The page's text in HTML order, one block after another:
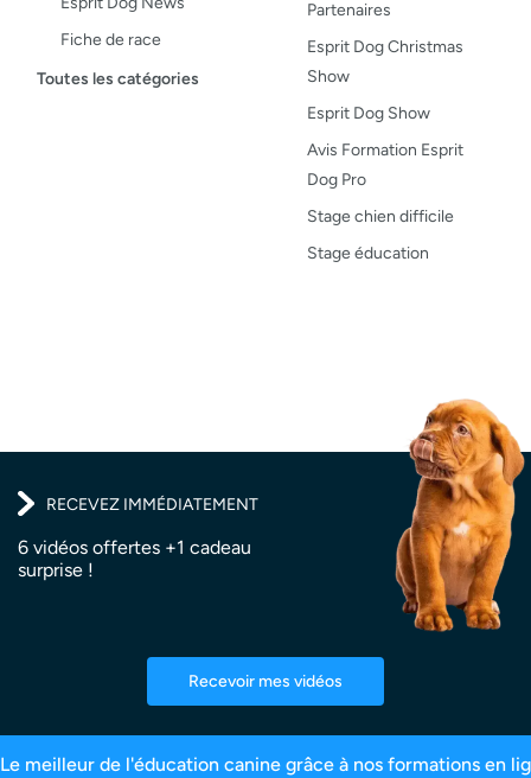
Fiche de race
Maladies du chien
Toutes les catégories
Partenaires
Esprit Dog Christmas
Show
Esprit Dog Show
Avis Formation Esprit
Dog Pro
Stage chien difficile
Stage éducation
RECEVEZ IMMÉDIATEMENT
6 vidéos offertes +1 cadeau
surprise !
Recevoir mes vidéos
99,6% de satisfaction 2,5 millions d’abonnés